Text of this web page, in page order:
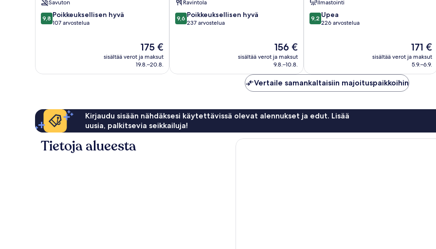
Savuton
9.8
kautta
9,8 Poikkeuksellisen hyvä
107 arvostelua
Hinta
on
175 €
175 €
sisältää verot ja maksut
19.8.–20.8.
Ravintola
9.6
kautta
9,6 Poikkeuksellisen hyvä
237 arvostelua
Hinta
on
156 €
156 €
sisältää verot ja maksut
9.8.–10.8.
Ilmastointi
9.2
kautta
9,2 Upea
226 arvostelua
Hinta
on
171 €
171 €
sisältää verot ja maksut
5.9.–6.9.
Vertaile samankaltaisiin majoituspaikkoihin
Kirjaudu sisään nähdäksesi käytettävissä olevat alennukset ja edut. Lisää
uusia, palkitsevia seikkailuja!
Tietoja alueesta